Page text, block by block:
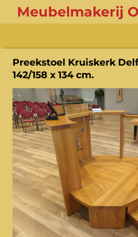
Meubelmakerij
Preekstoel Kruiskerk
142/158 x 134 cm.